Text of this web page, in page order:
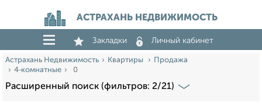
АСТРАХАНЬ НЕДВИЖИМОСТЬ
Закладки Личный кабинет
Астрахань Недвижимость Квартиры
Продажа
4‑комнатные
0
Расширенный поиск (фильтров: 2/21)